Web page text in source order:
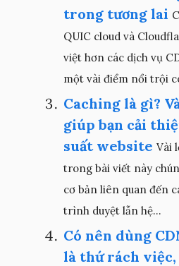
trong tương lai
QUIC cloud và
việt hơn các dịch vụ
một vài điểm nổi trội
Caching là gì?
giúp bạn cải
suất website Vài
trong bài viết này
cơ bản liên quan đến
trình duyệt lẫn hệ...
Có nên dùng
là thứ rách việc,